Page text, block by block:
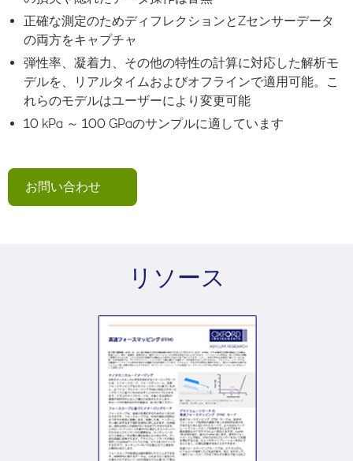
正確な測定のためディフレクションとZセンサーデータ
の両方をキャプチャ
弾性率、凝着力、その他の特性の計算に対応した解析モ
デルを、リアルタイムおよびオフラインで適用可能。こ
れらのモデルはユーザーにより変更可能
10 kPa ～ 100 GPaのサンプルに適しています
お問い合わせ
リソース